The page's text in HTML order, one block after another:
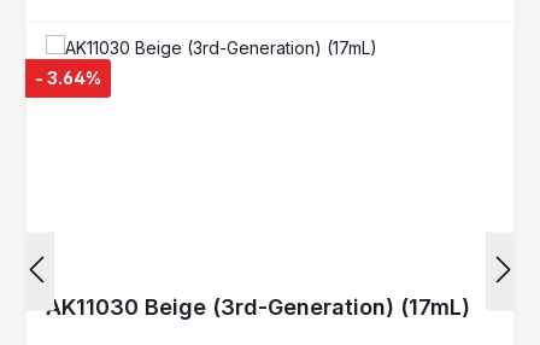
- 3.64%
AK11030 Beige (3rd-Generation) (17mL)